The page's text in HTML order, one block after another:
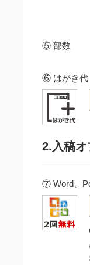
⑤ 部数
⑥ はがき代
2.入稿
⑦ Word、